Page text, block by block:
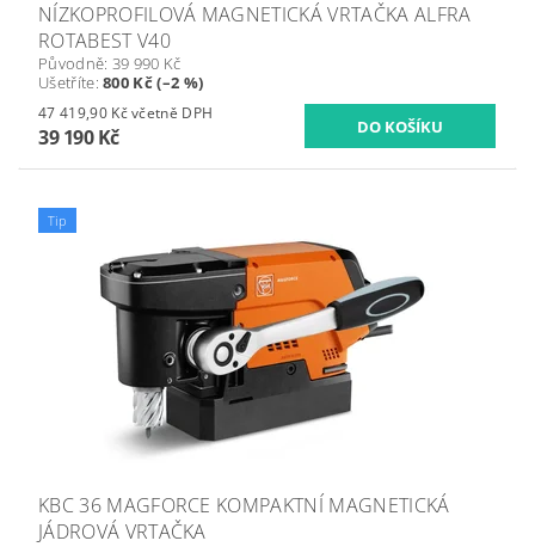
NÍZKOPROFILOVÁ MAGNETICKÁ VRTAČKA ALFRA
ROTABEST V40
Původně: 39 990 Kč
Ušetříte:800 Kč (–2 %)
47 419,90 Kč včetně DPH
39 190 Kč
Tip
KBC 36 MAGFORCE KOMPAKTNÍ MAGNETICKÁ
JÁDROVÁ VRTAČKA